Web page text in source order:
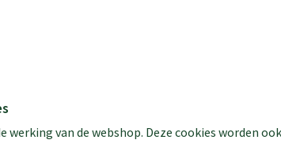
werking van de webshop. Deze cookies worden